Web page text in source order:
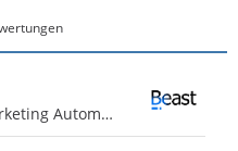
einfach
Besonders
Nutzererfahrung.
Performance Marketing & Marketing Automation